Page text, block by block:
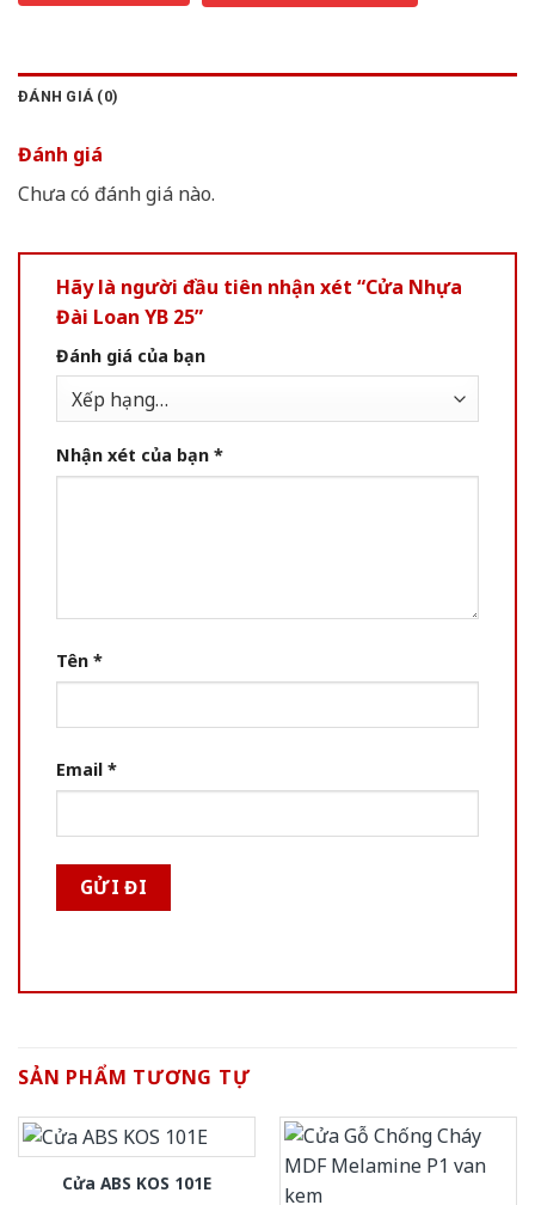
ĐÁNH GIÁ (0)
Đánh giá
Chưa có đánh giá nào.
Hãy là người đầu tiên nhận xét “Cửa Nhựa
Đài Loan YB 25”
Đánh giá của bạn
Nhận xét của bạn *
Tên *
Email *
SẢN PHẨM TƯƠNG TỰ
Cửa ABS KOS 101E